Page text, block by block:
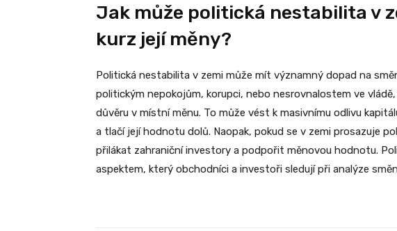
Jak může politická nestabilita v
kurz její měny?
Politická nestabilita v zemi může mít významný dopad na
politickým nepokojům, korupci, nebo nesrovnalostem ve
důvěru v místní měnu. To může vést k masivnímu odlivu
a tlačí její hodnotu dolů. Naopak, pokud se v zemi prosazuje
přilákat zahraniční investory a podpořit měnovou hodnotu.
aspektem, který obchodníci a investoři sledují při analýze